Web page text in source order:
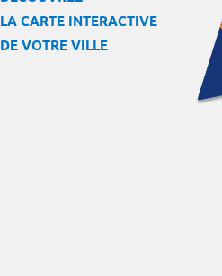
LA CARTE INTERACTIVE
DE VOTRE VILLE